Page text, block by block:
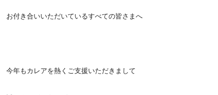
お付き合いいただいているすべての皆さまへ
今年もカレアを熱くご支援いただきまして